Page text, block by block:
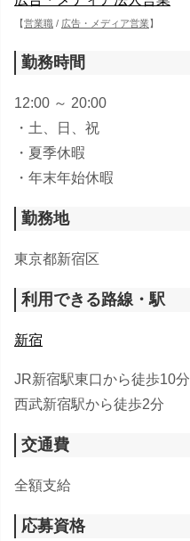
【営業職 / 広告・メディア営業】
勤務時間
12:00 ～ 20:00
・土、日、祝
・夏季休暇
・年末年始休暇
勤務地
東京都新宿区
利用できる路線・駅
新宿
JR新宿駅東口から徒歩10分
西武新宿駅から徒歩2分
交通費
全額支給
応募資格